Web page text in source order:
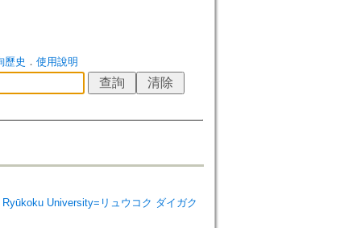
歷史 ． 使用說明
University=リュウコク ダイガク